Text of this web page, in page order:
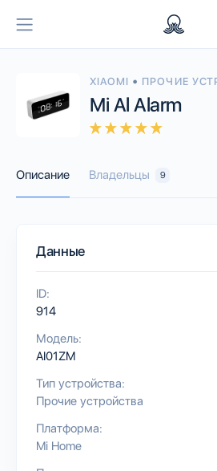
XIAOMI • ПРОЧИЕ
Mi Al Alarm
Описание Владельцы 9
Данные
ID:
914
Модель:
AI01ZM
Тип устройства:
Прочие устройства
Платформа:
Mi Home